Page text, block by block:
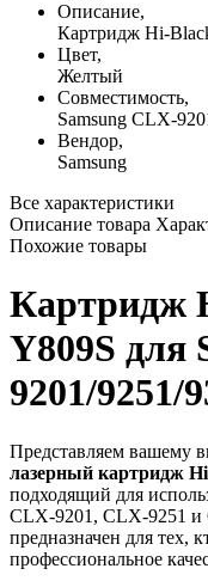
Описание,
Картридж Hi-
Цвет,
Желтый
Совместимость,
Samsung CLX-
Вендор,
Samsung
Все характеристики
Описание товара
Похожие товары
Картридж
Y809S для
9201/9251/
Представляем вашему
лазерный картридж
подходящий для
CLX-9201, CLX-9251 и
предназначен для тех,
профессиональное